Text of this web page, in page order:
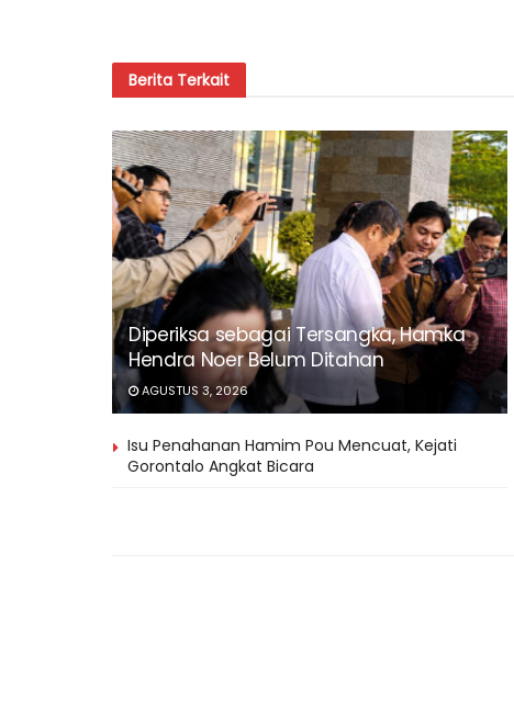
Berita Terkait
Diperiksa sebagai Tersangka, Hamka
Hendra Noer Belum Ditahan
AGUSTUS 3, 2026
Isu Penahanan Hamim Pou Mencuat, Kejati
Gorontalo Angkat Bicara